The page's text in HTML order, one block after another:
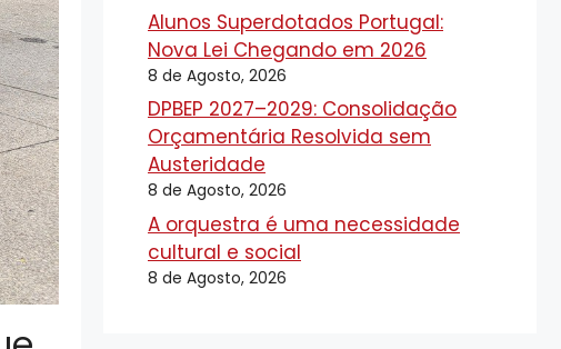
Alunos Superdotados Portugal:
Nova Lei Chegando em 2026
8 de Agosto, 2026
DPBEP 2027–2029: Consolidação
Orçamentária Resolvida sem
Austeridade
8 de Agosto, 2026
A orquestra é uma necessidade
cultural e social
8 de Agosto, 2026